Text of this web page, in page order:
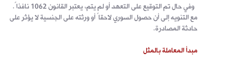
وفي حال تم التوقيع على التعهد أو لم يتم، يعتبر القانون 1062 نافذاً.
مع التنويه إلى أن حصول السوري لاحقاً أو ورثته على الجنسية لا يؤثر على
حادثة المصادرة.
مبدأ المعاملة بالمثل